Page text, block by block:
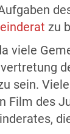
zu
viele
sein.
Film des